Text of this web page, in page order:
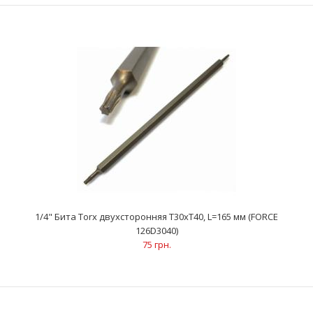
1/4" Бита Torx двухсторонняя T25xT27, L=165 мм (FORCE
126D2527)
75 грн.
1/4" Бита Torx двухсторонняя T30xT40, L=165 мм (FORCE
126D3040)
75 грн.